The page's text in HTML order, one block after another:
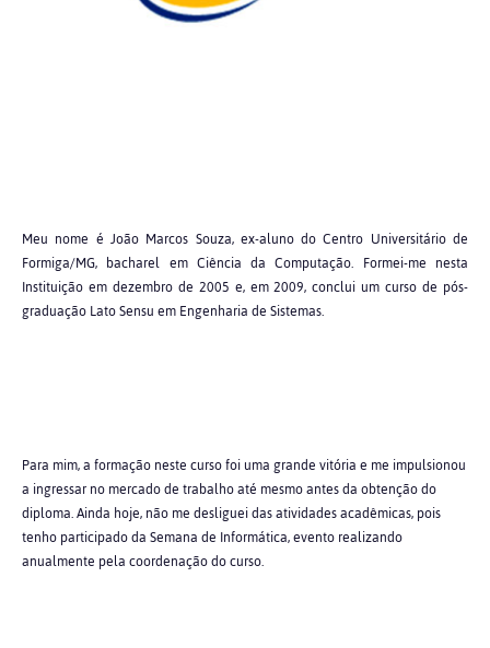
Meu nome é João Marcos Souza, ex-aluno do Centro Universitário de
Formiga/MG, bacharel em Ciência da Computação. Formei-me nesta
Instituição em dezembro de 2005 e, em 2009, conclui um curso de pós-
graduação Lato Sensu em Engenharia de Sistemas.
Para mim, a formação neste curso foi uma grande vitória e me impulsionou
a ingressar no mercado de trabalho até mesmo antes da obtenção do
diploma. Ainda hoje, não me desliguei das atividades acadêmicas, pois
tenho participado da Semana de Informática, evento realizando
anualmente pela coordenação do curso.